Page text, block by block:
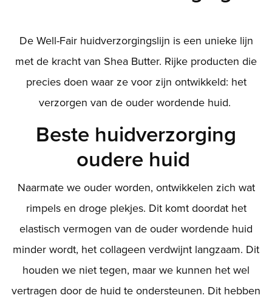
De Well-Fair huidverzorgingslijn is een unieke lijn
met de kracht van Shea Butter. Rijke producten die
precies doen waar ze voor zijn ontwikkeld: het
verzorgen van de ouder wordende huid.
Beste huidverzorging
oudere huid
Naarmate we ouder worden, ontwikkelen zich wat
rimpels en droge plekjes. Dit komt doordat het
elastisch vermogen van de ouder wordende huid
minder wordt, het collageen verdwijnt langzaam. Dit
houden we niet tegen, maar we kunnen het wel
vertragen door de huid te ondersteunen. Dit hebben